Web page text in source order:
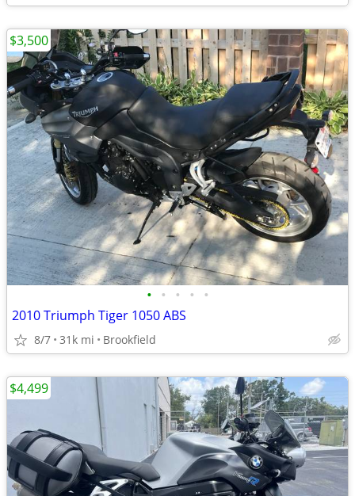
• • • • •
2010 Triumph Tiger 1050 ABS
8/7 31k mi Brookfield
$3,500
$4,499